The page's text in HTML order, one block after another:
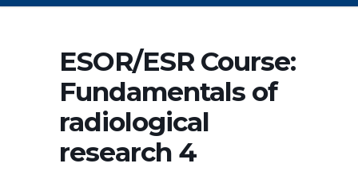
ESOR/ESR Course:
Fundamentals of
radiological
research 4